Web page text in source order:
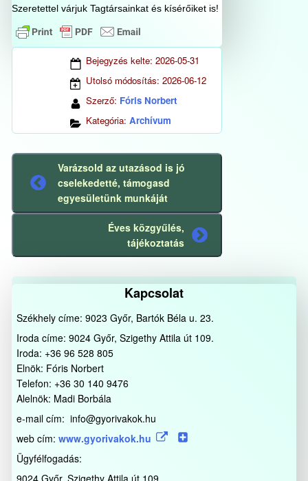
Szeretettel várjuk Tagtársainkat és kísérőiket is!
Bejegyzés kelte: 2026-05-31
Utolsó módosítás: 2026-06-12
Szerző: Fóris Norbert
Kategória: Archívum
Előző
bejegyzés
Varázsold az utazásod is jó
cselekedetté, támogasd
egyesületünk munkáját
bejegyzés
Éves közgyűlés,
tájékoztatás
Kapcsolat
Székhely címe: 9023 Győr, Bartók Béla u. 23.
Iroda címe: 9024 Győr, Szigethy Attila út 109.
Iroda: +36 96 528 805
Elnök: Fóris Norbert
Telefon: +36 30 140 9476
Alelnök: Madi Borbála
e-mail cím: info@gyorivakok.hu
web cím: www.gyorivakok.hu
Ügyfélfogadás: